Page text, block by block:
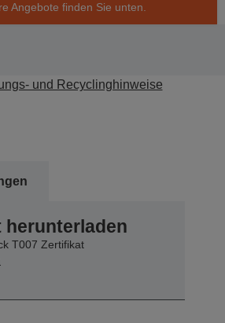
Angebote finden Sie unten.
und Recyclinghinweise
herunterladen
T007 Zertifikat